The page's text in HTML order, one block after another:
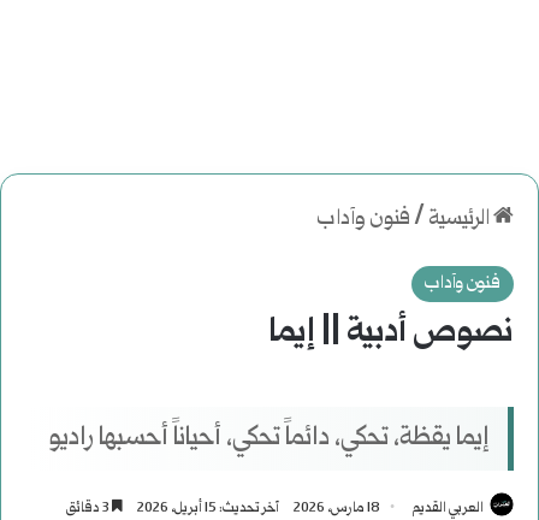
الرئيسية /فنون وآداب
فنون وآداب
نصوص أدبية || إيما
إيما يقظة، تحكي، دائماً تحكي، أحياناً أحسبها راديو
العربي القديم 18 مارس، 2026 آخر تحديث: 15 أبريل، 2026